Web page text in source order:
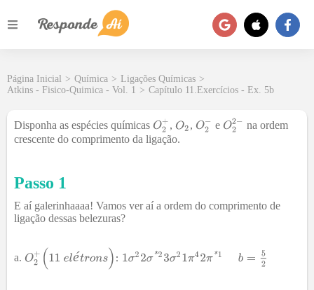
Página Inicial > Química > Ligações Químicas >
Atkins - Fisico-Quimica - Vol. 1 > Capítulo 11.Exercícios - Ex. 5b
Disponha as espécies químicas , , e
na ordem
crescente do comprimento da ligação.
Passo 1
E aí galerinhaaaa! Vamos ver aí a ordem do comprimento de
ligação dessas belezuras?
é